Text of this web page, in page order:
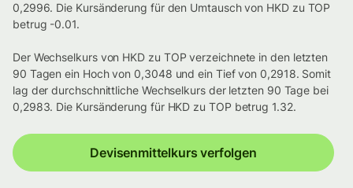
0,2996. Die Kursänderung für den Umtausch von HKD zu TOP
betrug -0.01.
Der Wechselkurs von HKD zu TOP verzeichnete in den letzten
90 Tagen ein Hoch von 0,3048 und ein Tief von 0,2918. Somit
lag der durchschnittliche Wechselkurs der letzten 90 Tage bei
0,2983. Die Kursänderung für HKD zu TOP betrug 1.32.
Devisenmittelkurs verfolgen